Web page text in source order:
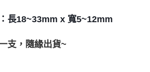
長18~33mm x 寬5~12mm
支，隨緣出貨~